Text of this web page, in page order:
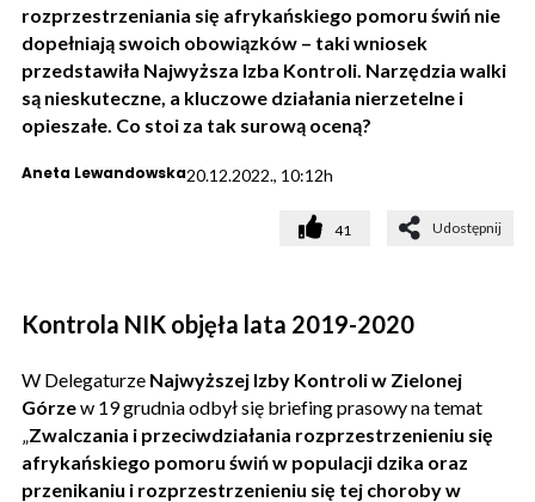
rozprzestrzeniania się afrykańskiego pomoru świń nie
dopełniają swoich obowiązków – taki wniosek
przedstawiła Najwyższa Izba Kontroli. Narzędzia walki
są nieskuteczne, a kluczowe działania nierzetelne i
opieszałe. Co stoi za tak surową oceną?
Aneta Lewandowska20.12.2022., 10:12h
41 Udostępnij
Kontrola NIK objęła lata 2019-2020
W Delegaturze Najwyższej Izby Kontroli w Zielonej
Górzew 19 grudnia odbył się briefing prasowy na temat
Zwalczania i przeciwdziałania rozprzestrzenieniu się
afrykańskiego pomoru świń w populacji dzika oraz
przenikaniu i rozprzestrzenieniu się tej choroby w